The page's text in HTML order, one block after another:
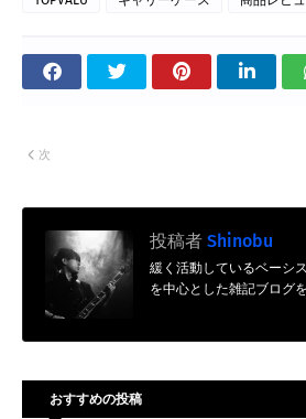
次
投稿者 Shinobu
緩く活動しているベーシ
を中心とした雑記ブログ
おすすめの投稿